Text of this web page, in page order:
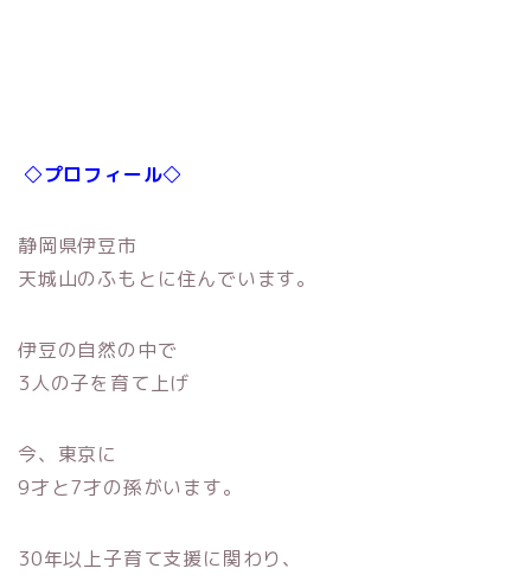
◇プロフィール◇
静岡県伊豆市
天城山のふもとに住んでいます。
伊豆の自然の中で
3人の子を育て上げ
今、東京に
9才と7才の孫がいます。
30年以上子育て支援に関わり、